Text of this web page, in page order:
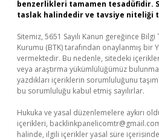
benzerlikleri tamamen tesadüfidir.
taslak halindedir ve tavsiye niteliği
Sitemiz, 5651 Sayılı Kanun gereğince
Kurumu (BTK) tarafından onaylanmış bir
vermektedir. Bu nedenle, sitedeki
veya araştırma yükümlülüğümüz
yazdıkları içeriklerin sorumluluğunu
bu sorumluluğu kabul etmiş sayılırlar.
Hukuka ve yasal düzenlemelere aykırı
içerikleri,
halinde, ilgili içerikler yasal süre